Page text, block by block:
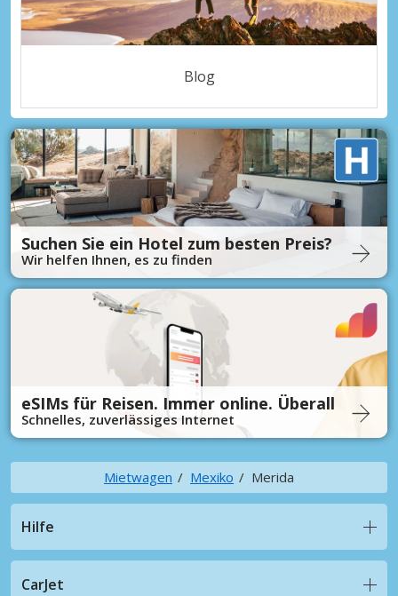
Blog
Suchen Sie ein Hotel zum besten Preis?
Wir helfen Ihnen, es zu finden
eSIMs für Reisen. Immer online. Überall
Schnelles, zuverlässiges Internet
Mietwagen Mexiko Merida
Hilfe
CarJet